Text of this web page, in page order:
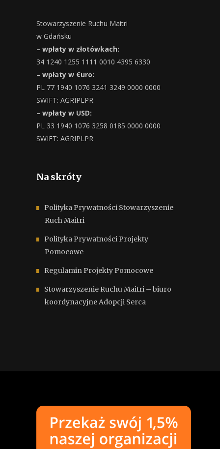
Stowarzyszenie Ruchu Maitri
w Gdańsku
– wpłaty w złotówkach:
34 1240 1255 1111 0010 4395 6330
– wpłaty w €uro:
PL 77 1940 1076 3241 3249 0000 0000
SWIFT: AGRIPLPR
– wpłaty w USD:
PL 33 1940 1076 3258 0185 0000 0000
SWIFT: AGRIPLPR
Na skróty
Polityka Prywatności Stowarzyszenie
Ruch Maitri
Polityka Prywatności Projekty
Pomocowe
Regulamin Projekty Pomocowe
Stowarzyszenie Ruchu Maitri – biuro
koordynacyjne Adopcji Serca